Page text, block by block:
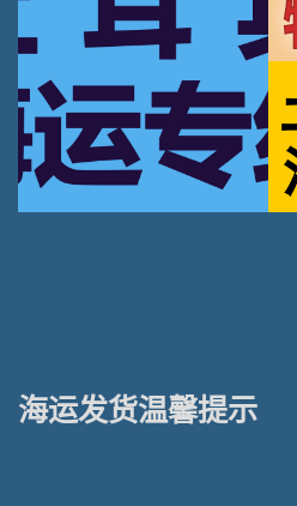
海运发货温馨提示